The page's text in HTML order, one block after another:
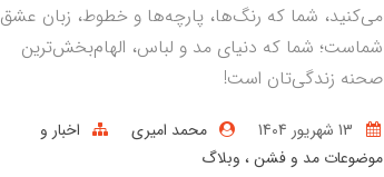
می‌کنید، شما که رنگ‌ها، پارچه‌ها و خطوط، زبان عشق
شماست؛ شما که دنیای مد و لباس، الهام‌بخش‌ترین
صحنه زندگی‌تان است!
محمد امیری
اخبار و
موضوعات مد و فشن وبلاگ